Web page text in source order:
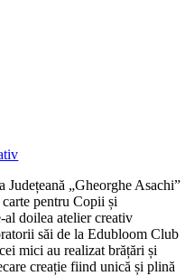
„Gheorghe Asachi”
pentru Copii și
al doilea atelier creativ
săi de la Edubloom Club
mici au realizat brățări și
creație fiind unică și plină